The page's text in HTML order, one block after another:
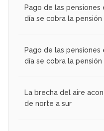
Pago de las
día se cobra la
Pago de las
día se cobra la pensión
La brecha del aire
de norte a sur